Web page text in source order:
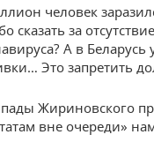
человек
сказать за
А в Беларусь
Это запретить
Жириновского
вне очереди»